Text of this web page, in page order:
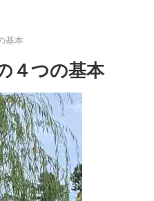
基本
４つの基本